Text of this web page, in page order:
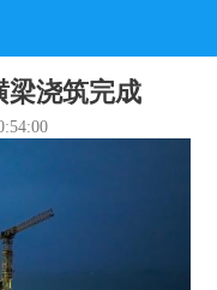
梁浇筑完成